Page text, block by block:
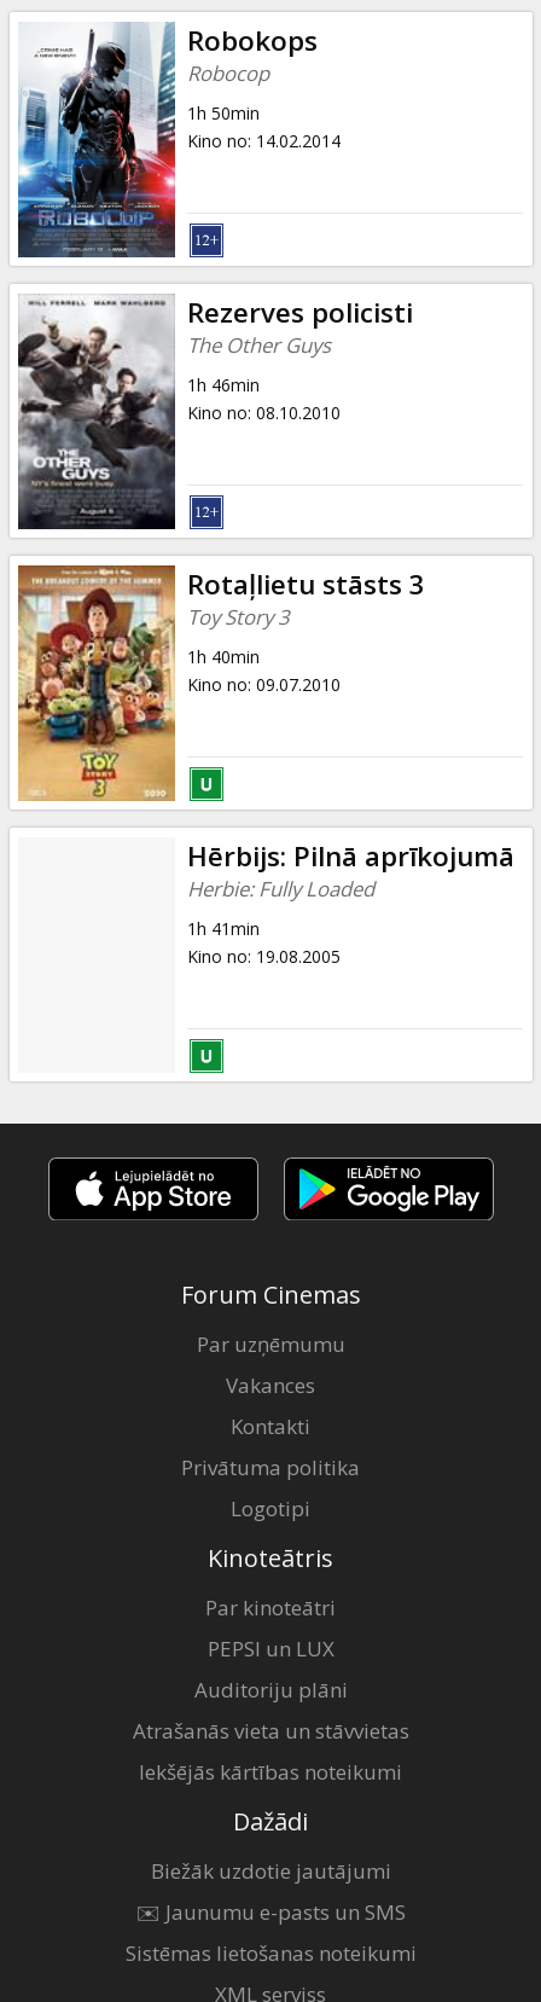
Robokops
Robocop
1h 50min
Kino no: 14.02.2014
Rezerves policisti
The Other Guys
1h 46min
Kino no: 08.10.2010
Rotaļlietu stāsts 3
Toy Story 3
1h 40min
Kino no: 09.07.2010
Hērbijs: Pilnā aprīkojumā
Herbie: Fully Loaded
1h 41min
Kino no: 19.08.2005
Forum Cinemas
Par uzņēmumu
Vakances
Kontakti
Privātuma politika
Logotipi
Kinoteātris
Par kinoteātri
PEPSI un LUX
Auditoriju plāni
Atrašanās vieta un stāvvietas
Iekšējās kārtības noteikumi
Dažādi
Biežāk uzdotie jautājumi
✉️ Jaunumu e-pasts un SMS
Sistēmas lietošanas noteikumi
XML serviss